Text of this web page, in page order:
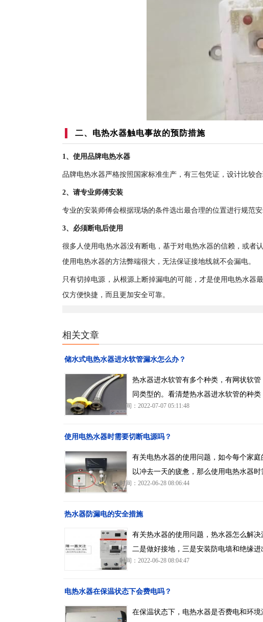
二、电热水器触电事故的预防措施
1、使用品牌电热水器
品牌电热水器严格按照国家标准生产，有三包凭证，设计比较合
2、请专业师傅安装
专业的安装师傅会根据现场的条件选出最合理的位置进行规范
3、必须断电后使用
很多人使用电热水器没有断电，基于对电热水器的信赖，或者
使用电热水器的方法弊端很大，无法保证接地线就不会漏电。
只有切掉电源，从根源上断掉漏电的可能，才是使用电热水器
仅方便快捷，而且更加安全可靠。
相关文章
储水式电热水器进水软管漏水怎么办？
热水器进水软管有多个种类，有网状软
同类型的。看清楚热水器进水软管的种类
时间：2022-07-07 05:11:48
使用电热水器时需要切断电源吗？
有关电热水器的使用问题，如今每个家
以冲去一天的疲惫，那么使用电热水器
时间：2022-06-28 08:06:44
热水器防漏电的安全措施
有关热水器的使用问题，热水器怎么解
二是做好接地，三是安装防电墙和绝缘
时间：2022-06-28 08:04:47
电热水器在保温状态下会费电吗？
在保温状态下，电热水器是否费电和环